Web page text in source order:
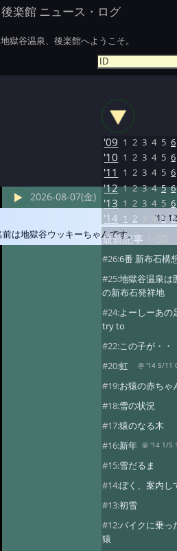
後楽館 ニュース・ログ
地獄谷温泉、後楽館へようこそ。
2026-08-07(金)
'13
前は地獄谷ウッキーちゃんです。
'09 1 2 3 4 5 6
'10 1 2 3 4 5 6
'11 1 2 3 4 5 6
'12 1 2 3 4 5 6
'13 1 2 3 4 5 6
'14 1 2 3 4 5 6
最新記事 1-50
#26:6番 新布石構
#25:地獄谷温泉は
の新布石発祥地
#24:よーしーあ
try to
#22:この子が・・
#20:虹 @ '14 5/11
#19:お猿の赤ちゃ
#18:雪の状況
#17:猿のなる木
#16:新年 @ '14 1/5
#15:雪だるま
#14:ぼく、案内し
#13:初雪
#12:バイクに乗っ
猿